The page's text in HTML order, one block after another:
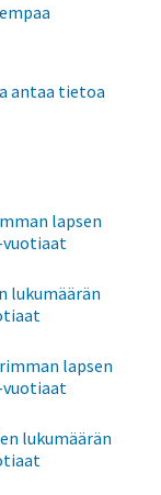
antaa tietoa
lapsen
vuotiaat
lukumäärän
lapsen
vuotiaat
lukumäärän